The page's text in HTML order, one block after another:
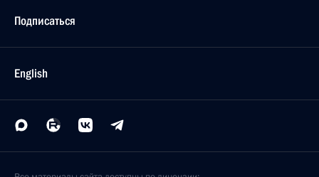
Подписаться
English